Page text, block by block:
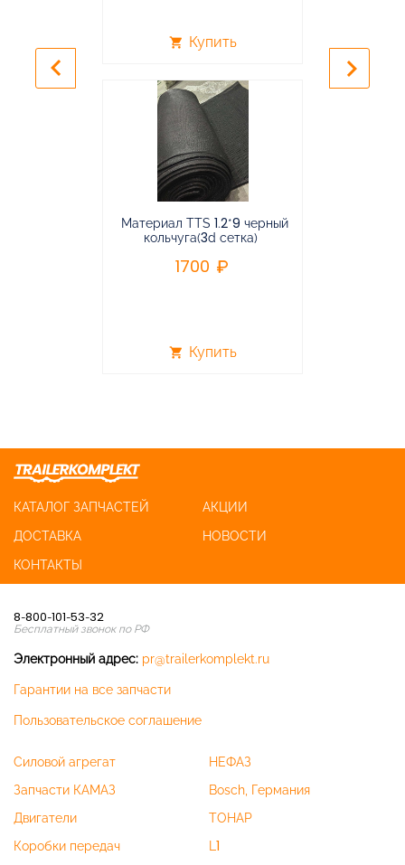
shopping_cart Купить
Материал TTS 1.2*9 черный
кольчуга(3d сетка)
1700
shopping_cart Купить
keyboard_arrow_left keyboard_arrow_right
КАТАЛОГ ЗАПЧАСТЕЙ
АКЦИИ
ДОСТАВКА
НОВОСТИ
КОНТАКТЫ
8-800-101-53-32
Бесплатный звонок по РФ
Электронный адрес: pr@trailerkomplekt.ru
Гарантии на все запчасти
Пользовательское соглашение
Силовой агрегат
Запчасти КАМАЗ
Двигатели
Коробки передач
НЕФАЗ
Bosch, Германия
ТОНАР
L1